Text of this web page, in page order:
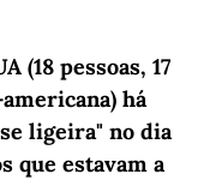
(18 pessoas, 17
há
ligeira" no dia
que estavam a